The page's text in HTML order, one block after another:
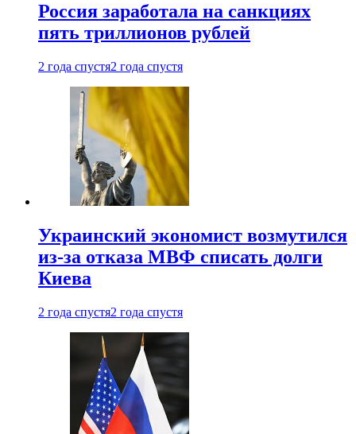
Россия заработала на санкциях
пять триллионов рублей
2 года спустя2 года спустя
Украинский экономист возмутился
из-за отказа МВФ списать долги
Киева
2 года спустя2 года спустя